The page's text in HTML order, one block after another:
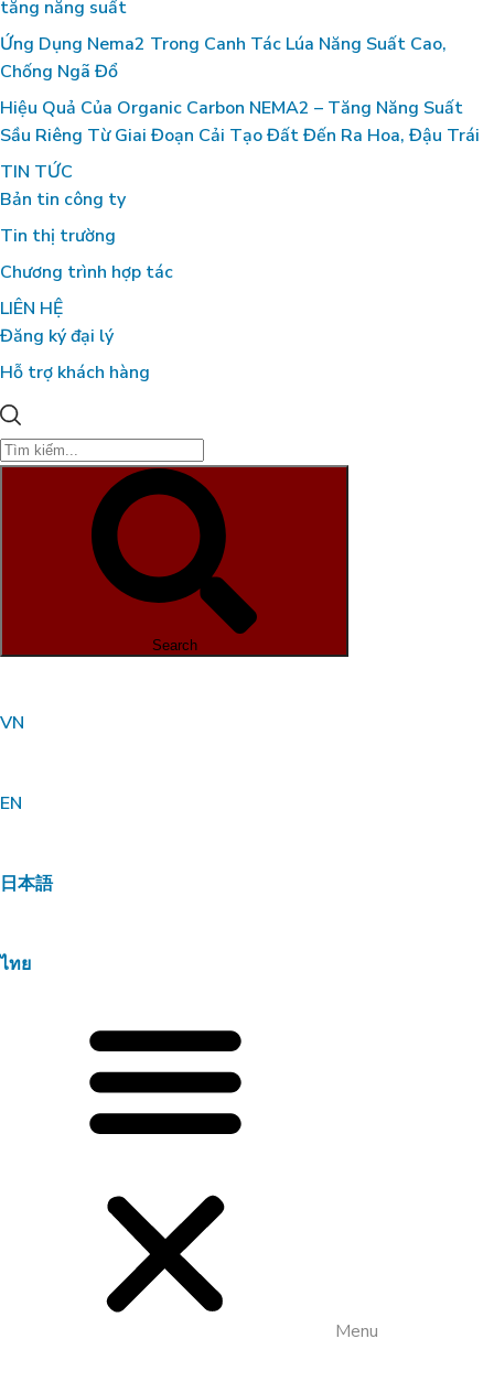
tăng năng suất
Ứng Dụng Nema2 Trong Canh Tác Lúa Năng Suất Cao,
Chống Ngã Đổ
Hiệu Quả Của Organic Carbon NEMA2 – Tăng Năng Suất
Sầu Riêng Từ Giai Đoạn Cải Tạo Đất Đến Ra Hoa, Đậu Trái
TIN TỨC
Bản tin công ty
Tin thị trường
Chương trình hợp tác
LIÊN HỆ
Đăng ký đại lý
Hỗ trợ khách hàng
Search
VN
EN
日本語
ไทย
Menu